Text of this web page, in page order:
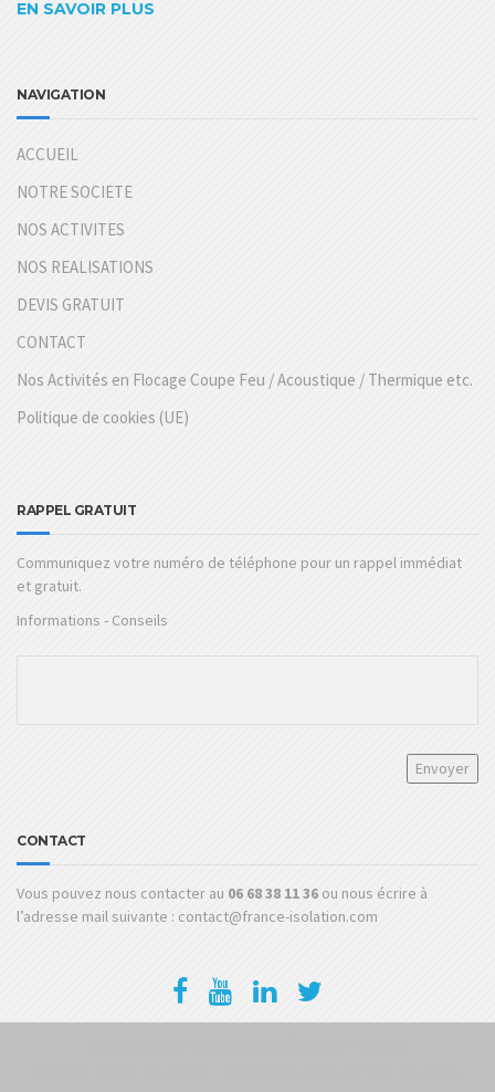
EN SAVOIR PLUS
NAVIGATION
ACCUEIL
NOTRE SOCIETE
NOS ACTIVITES
NOS REALISATIONS
DEVIS GRATUIT
CONTACT
Nos Activités en Flocage Coupe Feu / Acoustique / Thermique etc.
Politique de cookies (UE)
RAPPEL GRATUIT
Communiquez votre numéro de téléphone pour un rappel immédiat
et gratuit.
Informations - Conseils
CONTACT
Vous pouvez nous contacter au 06 68 38 11 36 ou nous écrire à
l’adresse mail suivante : contact@france-isolation.com